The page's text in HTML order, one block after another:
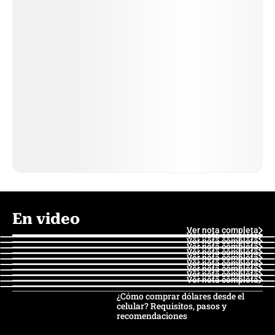
En video
Ver nota completa
Ver nota completa
Ver nota completa
Ver nota completa
Ver nota completa
Ver nota completa
Ver nota completa
Ver nota completa
Ver nota completa
Ver nota completa
¿Cómo comprar dólares desde el
celular? Requisitos, pasos y
recomendaciones